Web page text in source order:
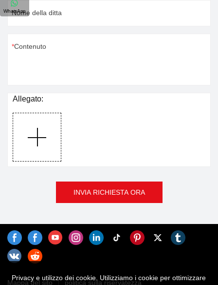
Nome della ditta
Contenuto
Allegato:
INVIA RICHIESTA ORA
Mappa del sito politica sulla riservatezza
Privacy e utilizzo dei cookie. Utilizziamo i cookie per ottimizzare
WhatsApp